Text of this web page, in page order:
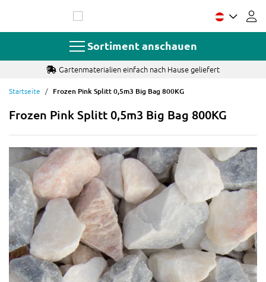
springen
Sortiment anschauen
Gartenmaterialien einfach nach Hause geliefert
Startseite Frozen Pink Splitt 0,5m3 Big Bag 800KG
Frozen Pink Splitt 0,5m3 Big Bag 800KG